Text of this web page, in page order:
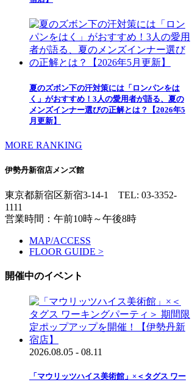
夏のズボン下の汗対策には「ロンパンをは
く」がおすすめ！3人の愛用者が語る、夏の
メンズインナー選びの正解とは？【2026年5
月更新】
MORE RANKING
伊勢丹新宿店メンズ館
東京都新宿区新宿3-14-1 TEL: 03-3352-
1111
営業時間：午前10時～午後8時
MAP/ACCESS
FLOOR GUIDE >
開催中のイベント
2026.08.05 - 08.11
「マウリッツハイス美術館」×＜タグス ワー